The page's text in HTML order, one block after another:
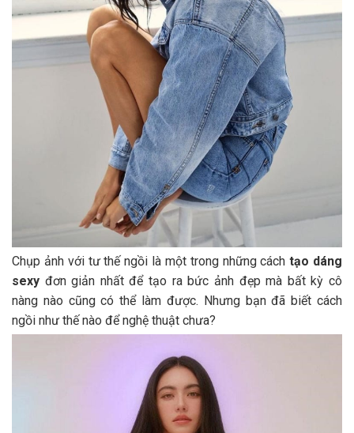
Chụp ảnh với tư thế ngồi là một trong những cáchtạo dáng
sexy đơn giản nhất để tạo ra bức ảnh đẹp mà bất kỳ cô
nàng nào cũng có thể làm được. Nhưng bạn đã biết cách
ngồi như thế nào để nghệ thuật chưa?